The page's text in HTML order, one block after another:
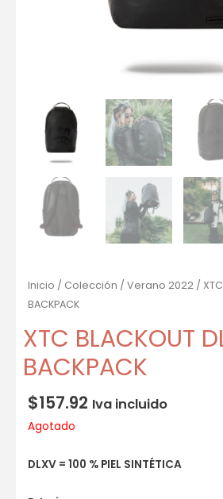
Inicio / Colección / Verano 2022 /
BACKPACK
XTC BLACKOUT
BACKPACK
$157.92 Iva incluido
Agotado
DLXV = 100 % PIEL SINTÉTICA